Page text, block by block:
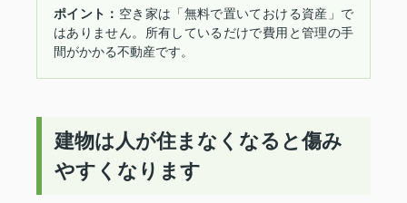
ポイント： 空き家は「無料で置いておける資産」で
はありません。所有しているだけで費用と管理の手
間がかかる不動産です。
建物は人が住まなくなると傷み
やすくなります